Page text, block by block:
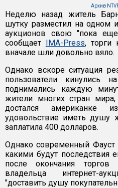
Архив
Неделю назад житель
шутку разместил на одном
аукционов свою "пока
сообщает IMA-Press, торги
вначале шли довольно вяло.
Однако вскоре ситуация
пользователи кинулись
поднимались каждую
жители многих стран
достался американке
удовольствие иметь душу
заплатила 400 долларов.
Однако современный Фауст
какими будут последствия
после окончания
владельца интернет-
"доставить душу